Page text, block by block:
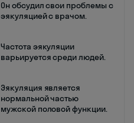
Он обсудил свои проблемы с
эякуляцией с врачом.
Частота эякуляции
варьируется среди людей.
Эякуляция является
нормальной частью
мужской половой функции.